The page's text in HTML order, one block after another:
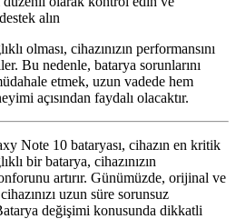
alın
olması, cihazınızın performansını
Bu nedenle, batarya sorunlarını
etmek, uzun vadede hem
açısından faydalı olacaktır.
Note 10 bataryası, cihazın en kritik
bir batarya, cihazınızın
artırır. Günümüzde, orijinal ve
uzun süre sorunsuz
değişimi konusunda dikkatli